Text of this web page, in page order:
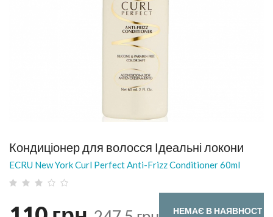
Кондиціонер для волосся Ідеальні локони
ECRU New York Curl Perfect Anti-Frizz Conditioner 60ml
НЕМАЄ В НАЯВНОСТІ